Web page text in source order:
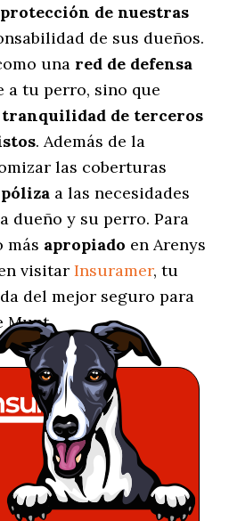
de nuestras
de sus dueños.
una red de defensa
a tu perro, sino que
tranquilidad de terceros
. Además de la
las coberturas
a las necesidades
dueño y su perro. Para
más apropiado en Arenys
visitarInsuramer, tu
del mejor seguro para
Munt.